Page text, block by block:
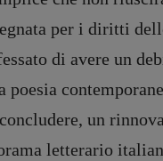
Fabio
social
Valentina
per i diritti
di avere un
poesia
un
letterario